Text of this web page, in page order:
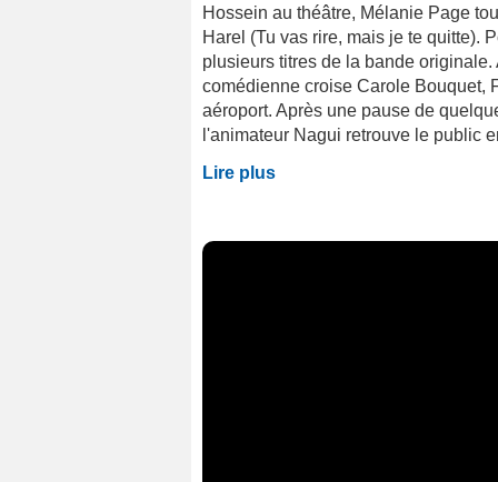
Hossein au théâtre, Mélanie Page
Harel (Tu vas rire, mais je te quitte).
plusieurs titres de la bande
comédienne croise Carole Bouquet,
aéroport. Après une pause de
l'animateur Nagui retrouve le public
Lire plus